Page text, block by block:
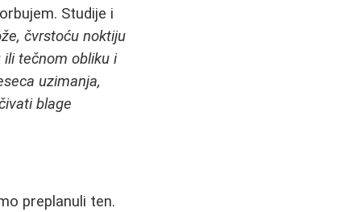
Studije i
čvrstoću noktiju
ili tečnom obliku i
uzimanja,
blage
preplanuli ten.